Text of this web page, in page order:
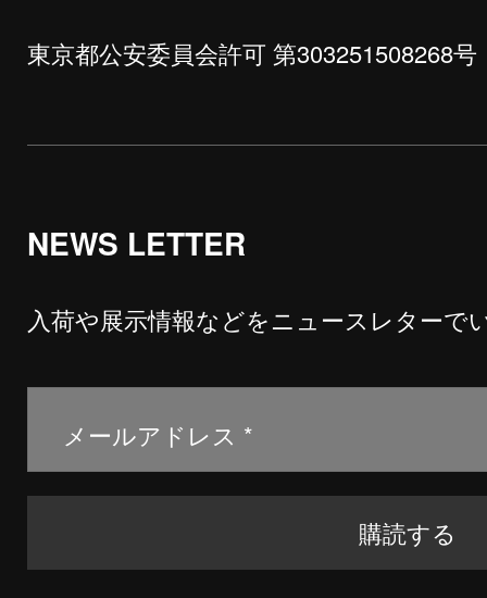
東京都公安委員会許可 第303251508268号
NEWS LETTER
入荷や展示情報などをニュースレターで